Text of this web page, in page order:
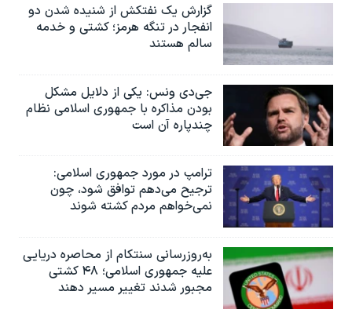
گزارش یک نفتکش از شنیده شدن دو
انفجار در تنگه هرمز؛ کشتی و خدمه
سالم هستند
جی‌دی ونس: یکی از دلایل مشکل
بودن مذاکره با جمهوری اسلامی نظام
چندپاره آن است
ترامپ در مورد جمهوری اسلامی:
ترجیح می‌دهم توافق شود، چون
نمی‌خواهم مردم کشته شوند
به‌روزرسانی سنتکام از محاصره دریایی
علیه جمهوری اسلامی؛ ۴۸ کشتی
مجبور شدند تغییر مسیر دهند